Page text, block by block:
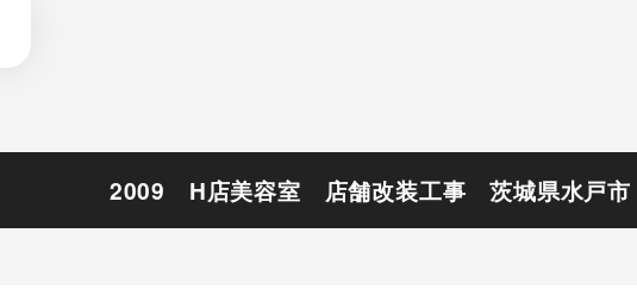
2009 H店美容室 店舗改装工事 茨城県水戸市